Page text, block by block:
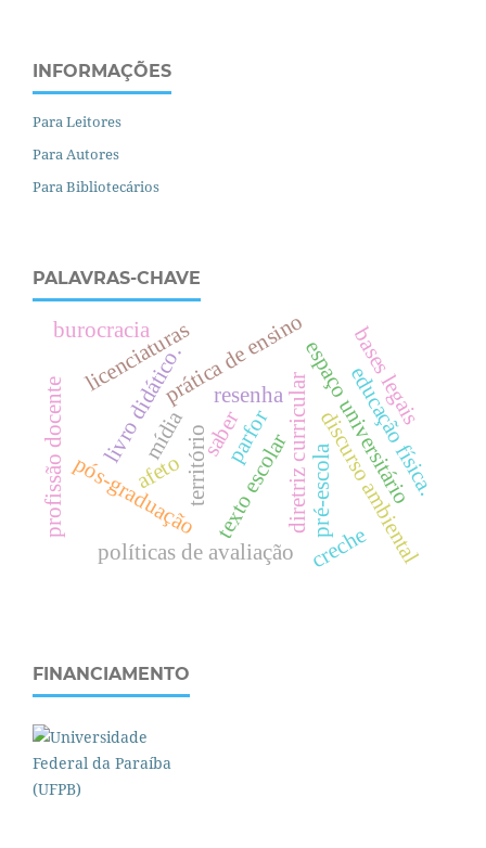
INFORMAÇÕES
Para Leitores
Para Autores
Para Bibliotecários
PALAVRAS-CHAVE
resenha
território diretriz curricular
prática de ensino
texto escolar
políticas de avaliação
espaço universitário
pós-graduação
saber discurso ambiental
mídia
livro didático.
licenciaturas
parfor e
d
u
c
a
ç
ã
o
f
í
s
i
c
a
.
pré-escola
creche
bases legais
profissão docente afeto
burocracia
FINANCIAMENTO